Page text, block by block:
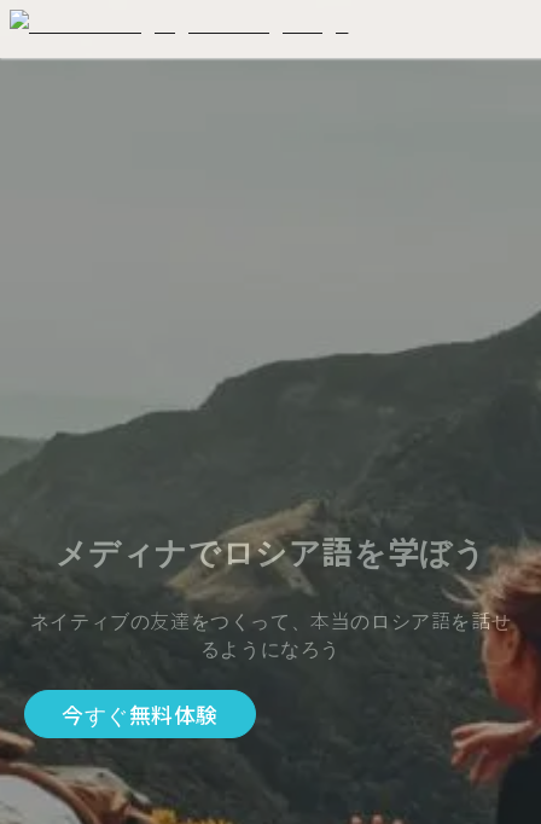
メディナでロシア語を学ぼう
ネイティブの友達をつくって、本当のロシア語を話せ
るようになろう
今すぐ無料体験